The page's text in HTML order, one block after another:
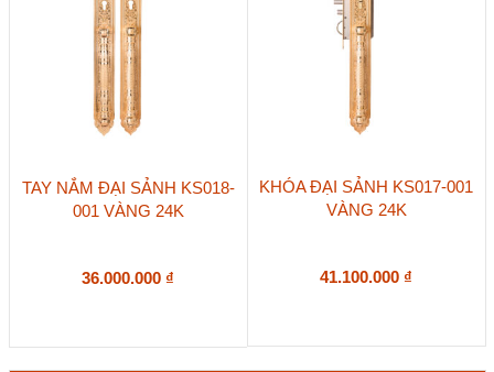
TAY NẮM ĐẠI SẢNH KS018-
001 VÀNG 24K
36.000.000 ₫
KHÓA ĐẠI SẢNH KS017-001
VÀNG 24K
41.100.000 ₫